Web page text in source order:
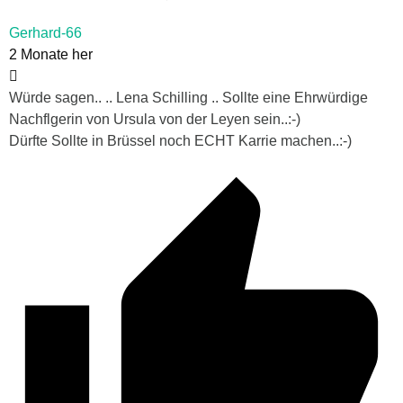
Gerhard-66
2 Monate her
Würde sagen.. .. Lena Schilling .. Sollte eine Ehrwürdige
Nachflgerin von Ursula von der Leyen sein..:-)
Dürfte Sollte in Brüssel noch ECHT Karrie machen..:-)